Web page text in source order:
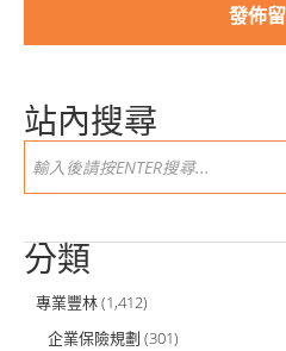
站內搜尋
分類
專業豐林(1,412)
企業保險規劃 (301)